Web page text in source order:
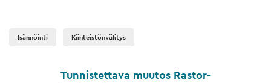
Isännöinti Kiinteistönvälitys
Tunnistettava muutos Rastor-